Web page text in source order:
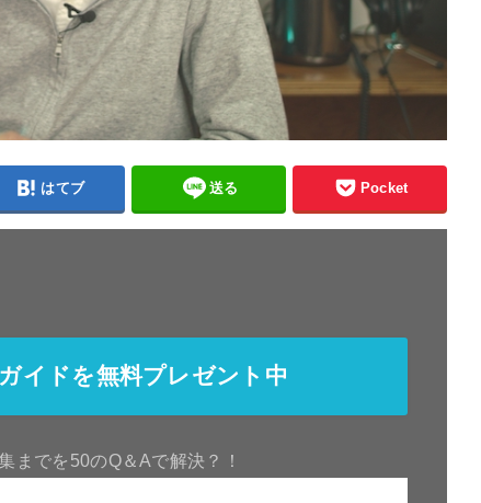
はてブ 送る Pocket
イドを無料プレゼント中
までを50のQ＆Aで解決？！